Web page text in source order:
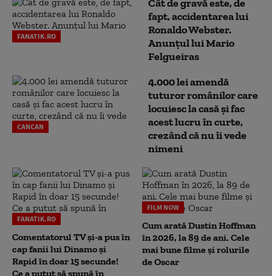
FANATIK.RO
Cât de gravă este, de
fapt, accidentarea lui
Ronaldo Webster.
Anunțul lui Mario
Felgueiras
CANCAN
4.000 lei amendă
tuturor românilor care
locuiesc la casă și fac
acest lucru în curte,
crezând că nu îi vede
nimeni
FANATIK.RO
Comentatorul TV și-a pus în
cap fanii lui Dinamo și
Rapid în doar 15 secunde!
Ce a putut să spună în
FILM NOW
Cum arată Dustin Hoffman
în 2026, la 89 de ani. Cele
mai bune filme și rolurile
de Oscar